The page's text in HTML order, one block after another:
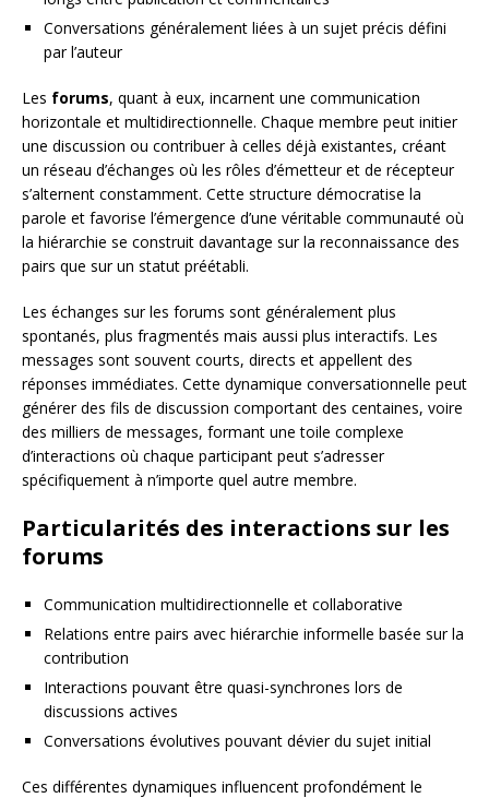
Conversations généralement liées à un sujet précis défini
par l’auteur
Les forums, quant à eux, incarnent une communication
horizontale et multidirectionnelle. Chaque membre peut initier
une discussion ou contribuer à celles déjà existantes, créant
un réseau d’échanges où les rôles d’émetteur et de récepteur
s’alternent constamment. Cette structure démocratise la
parole et favorise l’émergence d’une véritable communauté où
la hiérarchie se construit davantage sur la reconnaissance des
pairs que sur un statut préétabli.
Les échanges sur les forums sont généralement plus
spontanés, plus fragmentés mais aussi plus interactifs. Les
messages sont souvent courts, directs et appellent des
réponses immédiates. Cette dynamique conversationnelle peut
générer des fils de discussion comportant des centaines, voire
des milliers de messages, formant une toile complexe
d’interactions où chaque participant peut s’adresser
spécifiquement à n’importe quel autre membre.
Particularités des interactions sur les
forums
Communication multidirectionnelle et collaborative
Relations entre pairs avec hiérarchie informelle basée sur la
contribution
Interactions pouvant être quasi-synchrones lors de
discussions actives
Conversations évolutives pouvant dévier du sujet initial
Ces différentes dynamiques influencent profondément le